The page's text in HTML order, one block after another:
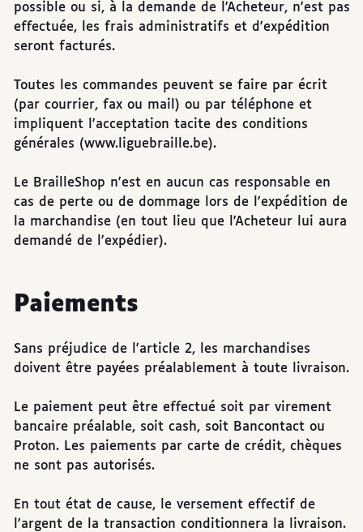
possible ou si, à la demande de l'Acheteur, n'est pas
effectuée, les frais administratifs et d'expédition
seront facturés.
Toutes les commandes peuvent se faire par écrit
(par courrier, fax ou mail) ou par téléphone et
impliquent l'acceptation tacite des conditions
générales (www.liguebraille.be).
Le BrailleShop n'est en aucun cas responsable en
cas de perte ou de dommage lors de l'expédition de
la marchandise (en tout lieu que l'Acheteur lui aura
demandé de l'expédier).
Paiements
Sans préjudice de l'article 2, les marchandises
doivent être payées préalablement à toute livraison.
Le paiement peut être effectué soit par virement
bancaire préalable, soit cash, soit Bancontact ou
Proton. Les paiements par carte de crédit, chèques
ne sont pas autorisés.
En tout état de cause, le versement effectif de
l'argent de la transaction conditionnera la livraison.